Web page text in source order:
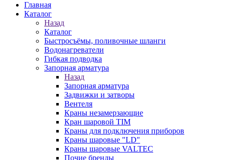
Главная
Каталог
Назад
Каталог
Быстросъёмы, поливочные шланги
Водонагреватели
Гибкая подводка
Запорная арматура
Назад
Запорная арматура
Задвижки и затворы
Вентеля
Краны незамерзающие
Кран шаровой TIM
Краны для подключения приборов
Краны шаровые "LD"
Краны шаровые VALTEC
Почие бренды